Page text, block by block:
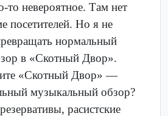
то невероятное. Там нет
посетителей. Но я не
нормальный
в «Скотный Двор».
«Скотный Двор» —
музыкальный обзор?
расистские